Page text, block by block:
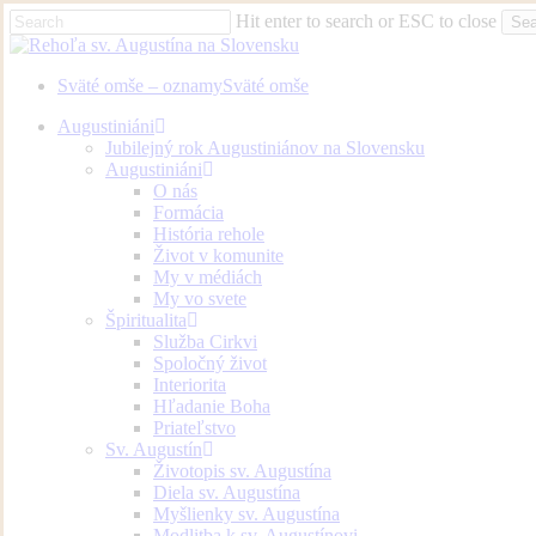
Skip
to
content
Hit enter to search or ESC to close
Close
Sväté omše – oznamySväté omše
Menu
Augustiniáni
Jubilejný rok Augustiniánov na Slovensku
Augustiniáni
O nás
Formácia
História rehole
Život v komunite
My v médiách
My vo svete
Špiritualita
Služba Cirkvi
Spoločný život
Interiorita
Hľadanie Boha
Priateľstvo
Sv. Augustín
Životopis sv. Augustína
Diela sv. Augustína
Myšlienky sv. Augustína